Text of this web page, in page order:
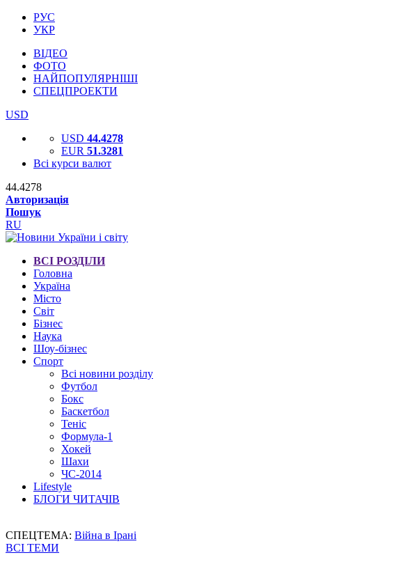
РУС
УКР
ВІДЕО
ФОТО
НАЙПОПУЛЯРНІШІ
СПЕЦПРОЕКТИ
USD
USD 44.4278
EUR 51.3281
Всі курси валют
44.4278
Авторизація
Пошук
RU
ВСІ РОЗДІЛИ
Головна
Україна
Місто
Світ
Бізнес
Наука
Шоу-бізнес
Спорт
Всі новини розділу
Футбол
Бокс
Баскетбол
Теніс
Формула-1
Хокей
Шахи
ЧС-2014
Lifestyle
БЛОГИ ЧИТАЧІВ
СПЕЦТЕМА: Війна в Ірані
ВСІ ТЕМИ